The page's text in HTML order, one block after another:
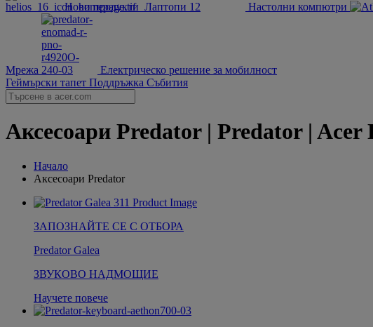
Нови продукти Лаптопи Настолни компютри
Мрежа
Електрическо решение за мобилност
Геймърски тапет Поддръжка Събития
Аксесоари Predator | Predator | Acer
Начало
Аксесоари Predator
ЗАПОЗНАЙТЕ СЕ С ОТБОРА
Predator Galea
ЗВУКОВО НАДМОЩИЕ
Научете повече